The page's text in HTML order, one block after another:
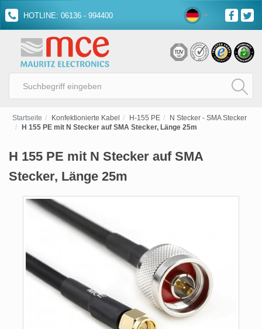
HOTLINE: 06136 - 994400
Startseite Konfektionierte Kabel H-155 PE
N Stecker - SMA Stecker
H 155 PE mit N Stecker auf SMA Stecker, Länge 25m
H 155 PE mit N Stecker auf SMA
Stecker, Länge 25m